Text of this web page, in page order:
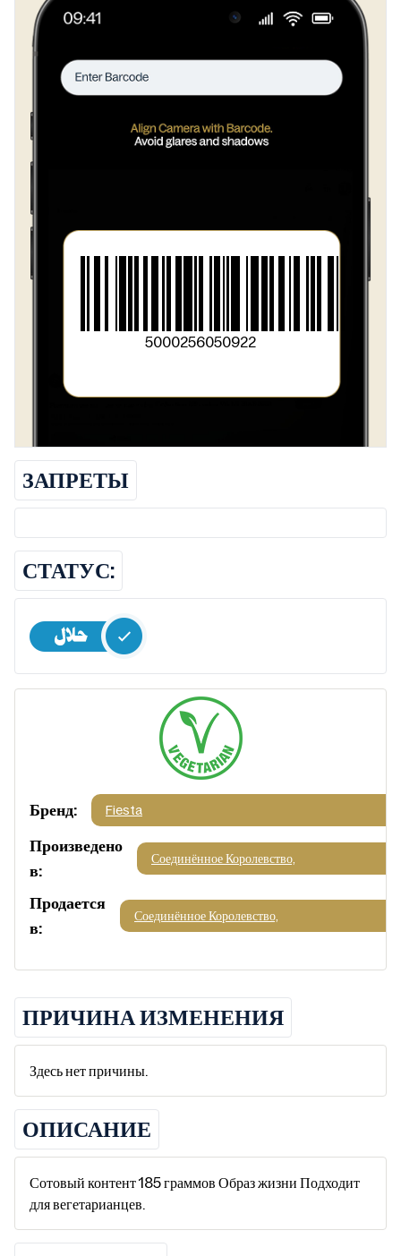
> луки (14%)
>
Чесночный пюре
5000256050922
ЗАПРЕТЫ
СТАТУС:
Бренд: Fiesta
Произведено
в:
Соединённое Королевство,
Продается
в:
Соединённое Королевство,
ПРИЧИНА ИЗМЕНЕНИЯ
Здесь нет причины.
ОПИСАНИЕ
Сотовый контент 185 граммов Образ жизни Подходит
для вегетарианцев.